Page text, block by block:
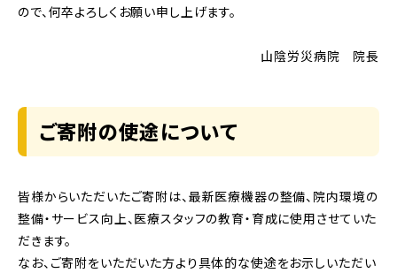
ので、何卒よろしくお願い申し上げます。
山陰労災病院 院長
ご寄附の使途について
皆様からいただいたご寄附は、最新医療機器の整備、院内環境の
整備・サービス向上、医療スタッフの教育・育成に使用させていた
だきます。
なお、ご寄附をいただいた方より具体的な使途をお示しいただい